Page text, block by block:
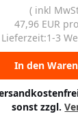
( inkl
47,96 EUR
Lieferzeit:1-3
In den
sonst zzgl.